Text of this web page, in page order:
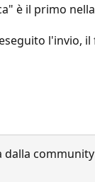
è il primo
l'invio,